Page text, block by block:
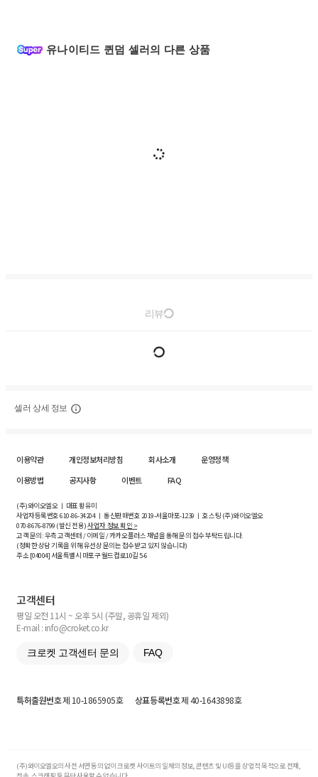
유나이티드 퀸덤 셀러의 다른 상품
리뷰
셀러 상세 정보
이용약관 개인정보처리방침 회사소개
운영정책
이용방법
공지사항 이벤트 FAQ
(주)와이오엘오 ㅣ 대표 황유미
사업자등록번호610-86-34204ㅣ 통신판매번호 2019-서울마포-1239 ㅣ 호스팅 (주)와이오엘오
070-8676-8799 (발신 전용)사업자 정보 확인 >
고객 문의: 우측 고객센터 / 이메일 / 카카오플러스 채널을 통해 문의 접수 부탁드립니다.
(정확한 상담 기록을 위해 유선상 문의는 접수받고 있지 않습니다)
주소 [04004] 서울특별시 마포구 월드컵로10길5-6
고객센터
평일 오전 11시 ~ 오후 5시 (주말, 공휴일 제외)
E-mail : info@croket.co.kr
크로켓 고객센터 문의 FAQ
특허출원번호제 10-1865905호 상표등록번호제 40-1643898호
(주)와이오엘오의 사전 서면 동의 없이 크로켓 사이트의 일체의 정보, 콘텐츠 및 UI등을 상업적 목적으로 전재,